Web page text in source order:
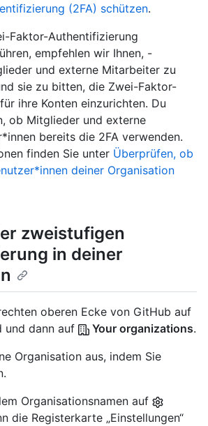
(2FA) schützen.
Faktor-Authentifizierung
empfehlen wir Ihnen, -
und externe Mitarbeiter zu
sie zu bitten, die Zwei-Faktor-
ihre Konten einzurichten. Du
ob Mitglieder und externe
bereits die 2FA verwenden.
finden Sie unter Überprüfen, ob
deiner Organisation
zweistufigen
in deiner
oberen Ecke von GitHub auf
und dann auf
Your organizations.
Organisation aus, indem Sie
Organisationsnamen auf
die Registerkarte „Einstellungen“